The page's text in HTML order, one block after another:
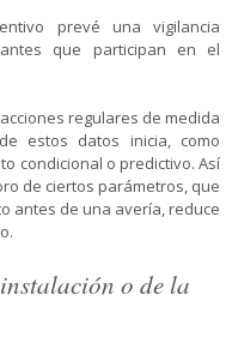
prevé una vigilancia
que participan en el
regulares de medida
de estos datos inicia, como
condicional o predictivo. Así
de ciertos parámetros, que
antes de una avería, reduce
o de la